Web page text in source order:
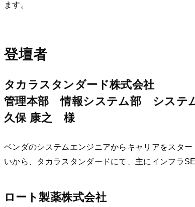
ます。
登壇者
タカラスタンダード株式会社
管理本部 情報システム部 システ
久保 康之 様
ベンダのシステムエンジニアからキャリアをスタ
いから、タカラスタンダードにて、主にインフラ
ロート製薬株式会社